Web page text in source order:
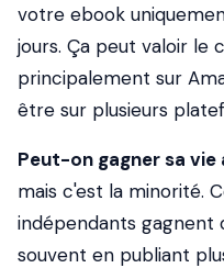
votre ebook
jours. Ça peut valoir le
principalement sur
être sur plusieurs
Peut-on gagner sa
mais c'est la minorité.
indépendants gagnent
souvent en publiant